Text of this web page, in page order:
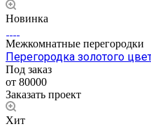
Новинка
Межкомнатные перегородки
Перегородка золотого
Под заказ
от 80000
Заказать проект
Хит